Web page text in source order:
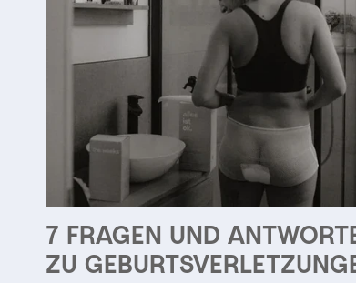
7 FRAGEN UND
ZU